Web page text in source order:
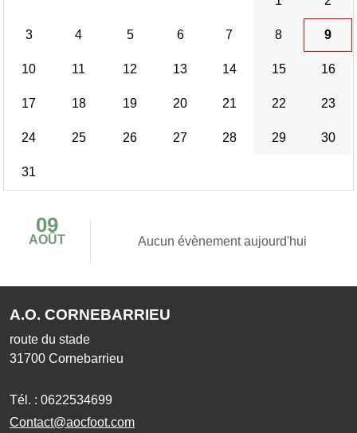
3 4 5 6 7 8 9
10 11 12 13 14 15 16
17 18 19 20 21 22 23
24 25 26 27 28 29 30
31
09
AOÛT Aucun évènement aujourd'hui
A.O. CORNEBARRIEU
route du stade
31700 Cornebarrieu
Tél. : 0622534699
Contact@aocfoot.com